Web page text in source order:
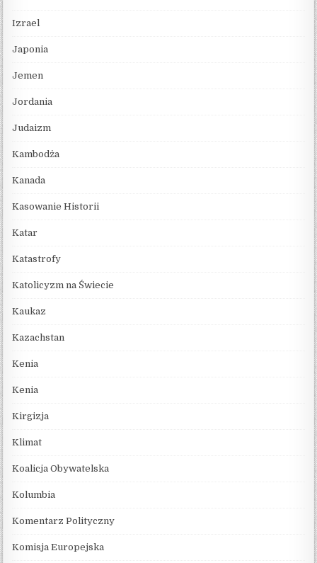
Izrael
Japonia
Jemen
Jordania
Judaizm
Kambodża
Kanada
Kasowanie Historii
Katar
Katastrofy
Katolicyzm na Świecie
Kaukaz
Kazachstan
Kenia
Kenia
Kirgizja
Klimat
Koalicja Obywatelska
Kolumbia
Komentarz Polityczny
Komisja Europejska